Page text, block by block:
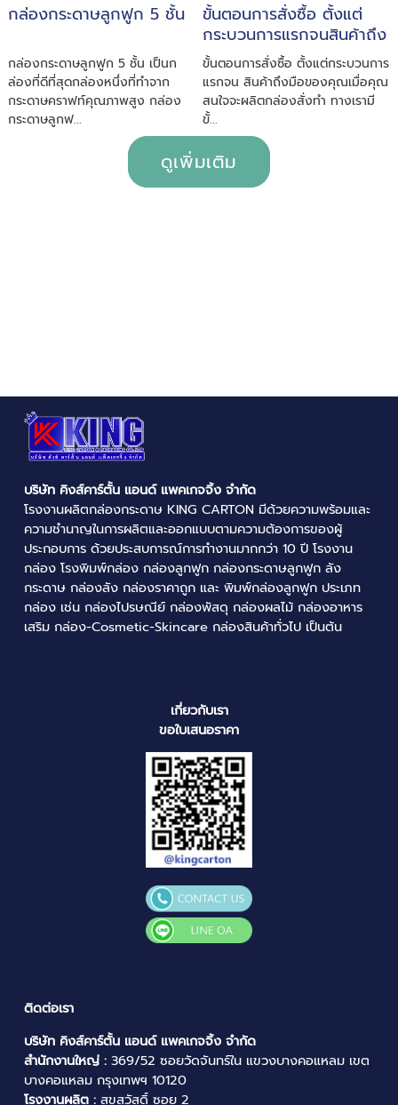
กล่องกระดาษลูกฟูก 5 ชั้น
กล่องกระดาษลูกฟูก 5 ชั้น เป็นก
ล่องที่ดีที่สุดกล่องหนึ่งที่ทำจาก
กระดาษคราฟท์คุณภาพสูง กล่อง
กระดาษลูกฟ...
ขั้นตอนการสั่งซื้อ ตั้งแต่
กระบวนการแรกจนสินค้าถึง
มือของคุณ
ขั้นตอนการสั่งซื้อ ตั้งแต่กระบวนการ
แรกจน สินค้าถึงมือของคุณเมื่อคุณ
สนใจจะผลิตกล่องสั่งทำ ทางเรามี
ขั้...
ดูเพิ่มเติม
บริษัท คิงส์คาร์ตั้น แอนด์ แพคเกจจิ้ง จำกัด
โรงงานผลิตกล่องกระดาษKING CARTON มีด้วยความพร้อมและ
ความชำนาญในการผลิตและออกแบบตามความต้องการของผู้
ประกอบการ ด้วยประสบการณ์การทำงานมากกว่า 10 ปี โรงงาน
กล่อง โรงพิมพ์กล่อง กล่องลูกฟูก กล่องกระดาษลูกฟูก ลัง
กระดาษ กล่องลัง กล่องราคาถูกและ พิมพ์กล่องลูกฟูกประเภท
กล่อง เช่น กล่องไปรษณีย์ กล่องพัสดุ กล่องผลไม้กล่องอาหาร
เสริม กล่อง-Cosmetic-Skincare กล่องสินค้าทั่วไป เป็นต้น
เกี่ยวกับเรา
ขอใบเสนอราคา
ติดต่อเรา
บริษัท คิงส์คาร์ตั้น แอนด์ แพคเกจจิ้ง จำกัด
สำนักงานใหญ่ :369/52 ซอยวัดจันทร์ใน แขวงบางคอแหลม เขต
บางคอแหลม กรุงเทพฯ 10120
โรงงานผลิต :สุขสวัสดิ์ ซอย 2